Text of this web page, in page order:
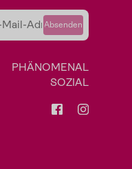
Angebote
Absenden
PHÄNOMENAL
SOZIAL